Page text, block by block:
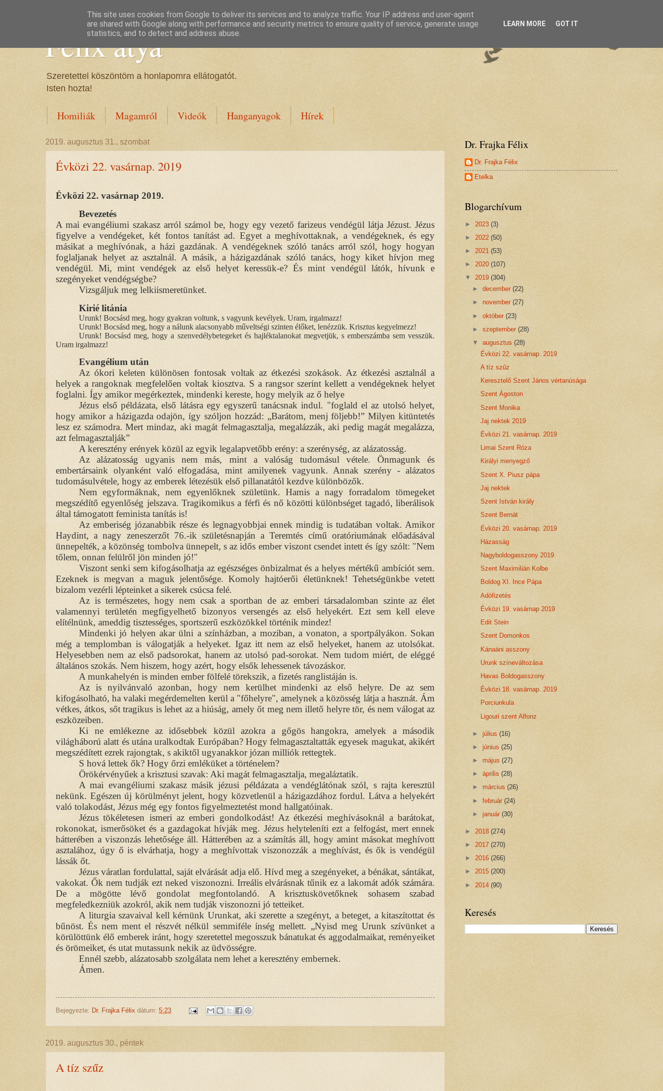
Félix atya
Szeretettel köszöntöm a honlapomra ellátogatót.
Isten hozta!
Homiliák Magamról Videók Hanganyagok Hírek
2019. augusztus 31., szombat
Évközi 22. vasárnap. 2019
Évközi 22. vasárnap 2019.
Bevezetés
A mai evangéliumi szakasz arról számol be, hogy egy vezető farizeus vendégül látja Jézust. Jézus
figyelve a vendégeket, két fontos tanítást ad. Egyet a meghívottaknak, a vendégeknek, és egy
másikat a meghívónak, a házi gazdának. A vendégeknek szóló tanács arról szól, hogy hogyan
foglaljanak helyet az asztalnál. A másik, a házigazdának szóló tanács, hogy kiket hívjon meg
vendégül. Mi, mint vendégek az első helyet keressük-e? És mint vendégül látók, hívunk e
szegényeket vendégségbe?
Vizsgáljuk meg lelkiismeretünket.
Kirié litánia
Urunk! Bocsásd meg, hogy gyakran voltunk, s vagyunk kevélyek. Uram, irgalmazz!
Urunk! Bocsásd meg, hogy a nálunk alacsonyabb műveltségi szinten élőket, lenézzük. Krisztus kegyelmezz!
Urunk! Bocsásd meg, hogy a szenvedélybetegeket és hajléktalanokat megvetjük, s emberszámba sem vesszük.
Uram irgalmazz!
Evangélium után
Az ókori keleten különösen fontosak voltak az étkezési szokások. Az étkezési asztalnál a
helyek a rangoknak megfelelően voltak kiosztva. S a rangsor szerint kellett a vendégeknek helyet
foglalni. Így amikor megérkeztek, mindenki kereste, hogy melyik az ő helye
Jézus első példázata, első látásra egy egyszerű tanácsnak indul. "foglald el az utolsó helyet,
hogy amikor a házigazda odajön, így szóljon hozzád: „Barátom, menj följebb!” Milyen kitüntetés
lesz ez számodra. Mert mindaz, aki magát felmagasztalja, megalázzák, aki pedig magát megalázza,
azt felmagasztalják”
A keresztény erények közül az egyik legalapvetőbb erény: a szerénység, az alázatosság.
Az alázatosság ugyanis nem más, mint a valóság tudomásul vétele. Önmagunk és
embertársaink olyanként való elfogadása, mint amilyenek vagyunk. Annak szerény - alázatos
tudomásulvétele, hogy az emberek létezésük első pillanatától kezdve különbözők.
Nem egyformáknak, nem egyenlőknek születünk. Hamis a nagy forradalom tömegeket
megszédítő egyenlőség jelszava. Tragikomikus a férfi és nő közötti különbséget tagadó, liberálisok
által támogatott feminista tanítás is!
Az emberiség józanabbik része és legnagyobbjai ennek mindig is tudatában voltak. Amikor
Haydint, a nagy zeneszerzőt 76.-ik születésnapján a Teremtés című oratóriumának előadásával
ünnepelték, a közönség tombolva ünnepelt, s az idős ember viszont csendet intett és így szólt: "Nem
tőlem, onnan felülről jön minden jó!"
Viszont senki sem kifogásolhatja az egészséges önbizalmat és a helyes mértékű ambíciót sem.
Ezeknek is megvan a maguk jelentősége. Komoly hajtóerői életünknek! Tehetségünkbe vetett
bizalom vezérli lépteinket a sikerek csúcsa felé.
Az is természetes, hogy nem csak a sportban de az emberi társadalomban szinte az élet
valamennyi területén megfigyelhető bizonyos versengés az első helyekért. Ezt sem kell eleve
elítélnünk, ameddig tisztességes, sportszerű eszközökkel történik mindez!
Mindenki jó helyen akar ülni a színházban, a moziban, a vonaton, a sportpályákon. Sokan
még a templomban is válogatják a helyeket. Igaz itt nem az első helyeket, hanem az utolsókat.
Helyesebben nem az első padsorokat, hanem az utolsó pad-sorokat. Nem tudom miért, de eléggé
általános szokás. Nem hiszem, hogy azért, hogy elsők lehessenek távozáskor.
A munkahelyén is minden ember fölfelé törekszik, a fizetés ranglistáján is.
Az is nyilvánvaló azonban, hogy nem kerülhet mindenki az első helyre. De az sem
kifogásolható, ha valaki megérdemelten kerül a "főhelyre", amelynek a közösség látja a hasznát. Ám
vétkes, átkos, sőt tragikus is lehet az a hiúság, amely őt meg nem illető helyre tör, és nem válogat az
eszközeiben.
Ki ne emlékezne az idősebbek közül azokra a gőgös hangokra, amelyek a második
világháború alatt és utána uralkodtak Európában? Hogy felmagasztaltatták egyesek magukat, akikért
megszédített ezrek rajongtak, s akiktől ugyanakkor józan milliók rettegtek.
S hová lettek ők? Hogy őrzi emléküket a történelem?
Örökérvényűek a krisztusi szavak: Aki magát felmagasztalja, megaláztatik.
A mai evangéliumi szakasz másik jézusi példázata a vendéglátónak szól, s rajta keresztül
nekünk. Egészen új körülményt jelent, hogy közvetlenül a házigazdához fordul. Látva a helyekért
való tolakodást, Jézus még egy fontos figyelmeztetést mond hallgatóinak.
Jézus tökéletesen ismeri az emberi gondolkodást! Az étkezési meghívásoknál a barátokat,
rokonokat, ismerősöket és a gazdagokat hívják meg. Jézus helyteleníti ezt a felfogást, mert ennek
hátterében a viszonzás lehetősége áll. Hátterében az a számítás áll, hogy amint másokat meghívott
asztalához, úgy ő is elvárhatja, hogy a meghívottak viszonozzák a meghívást, és ők is vendégül
lássák őt.
Jézus váratlan fordulattal, saját elvárását adja elő. Hívd meg a szegényeket, a bénákat, sántákat,
vakokat. Ők nem tudják ezt neked viszonozni. Irreális elvárásnak tűnik ez a lakomát adók számára.
De a mögötte lévő gondolat megfontolandó. A krisztuskövetőknek sohasem szabad
megfeledkezniük azokról, akik nem tudják viszonozni jó tetteiket.
A liturgia szavaival kell kérnünk Urunkat, aki szerette a szegényt, a beteget, a kitaszítottat és
bűnöst. És nem ment el részvét nélkül semmiféle ínség mellett. „Nyisd meg Urunk szívünket a
körülöttünk élő emberek iránt, hogy szeretettel megosszuk bánatukat és aggodalmaikat, reményeiket
és örömeiket, és utat mutassunk nekik az üdvösségre.
Ennél szebb, alázatosabb szolgálata nem lehet a keresztény embernek.
Ámen.
Bejegyezte: Dr. Frajka Félix dátum: 5:23
2019. augusztus 30., péntek
A tíz szűz
Dr. Frajka Félix
Dr. Frajka Félix
Etelka
Blogarchívum
► 2023 (3)
► 2022 (50)
► 2021 (53)
► 2020 (107)
▼ 2019 (304)
►december(22)
►november(27)
►október(23)
►szeptember(28)
▼augusztus(28)
Évközi 22. vasárnap. 2019
A tíz szűz
Keresztelő Szent János vértanúsága
Szent Ágoston
Szent Monika
Jaj nektek 2019
Évközi 21. vasárnap. 2019
Limai Szent Róza
Királyi menyegző
Szent X. Piusz pápa
Jaj nektek
Szent István király
Szent Bernát
Évközi 20. vasárnap. 2019
Házasság
Nagyboldogasszony 2019
Szent Maximilián Kolbe
Boldog XI. Ince Pápa
Adófizetés
Évközi 19. vasárnap 2019
Edit Stein
Szent Domonkos
Kánaáni asszony
Urunk színeváltozása
Havas Boldogasszony
Évközi 18. vasárnap. 2019
Porciunkula
Ligouri szent Alfonz
►július(16)
►június(25)
►május(27)
►április(28)
► március(26)
►február(24)
►január(30)
► 2018 (274)
► 2017 (270)
► 2016 (266)
► 2015 (200)
► 2014 (90)
Keresés
This site uses cookies from Google to deliver its services and to analyze traffic. Your IP address and user-agent
are shared with Google along with performance and security metrics to ensure quality of service, generate usage
statistics, and to detect and address abuse.
LEARN MORE GOT IT